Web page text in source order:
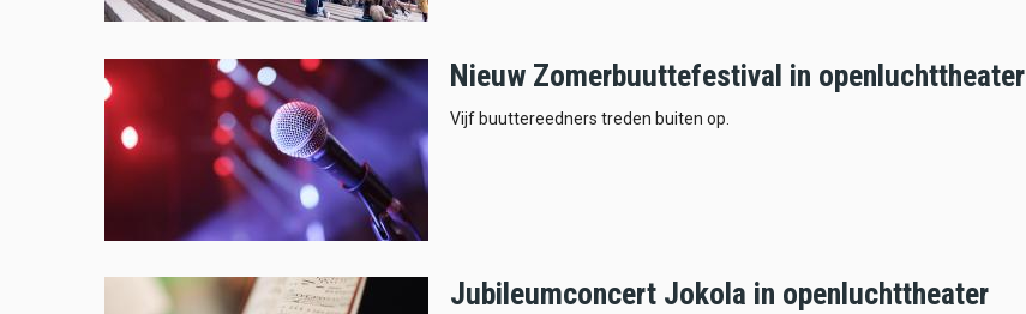
Nieuw Zomerbuuttefestival in openluchttheater
Vijf buuttereedners treden buiten op.
Jubileumconcert Jokola in openluchttheater